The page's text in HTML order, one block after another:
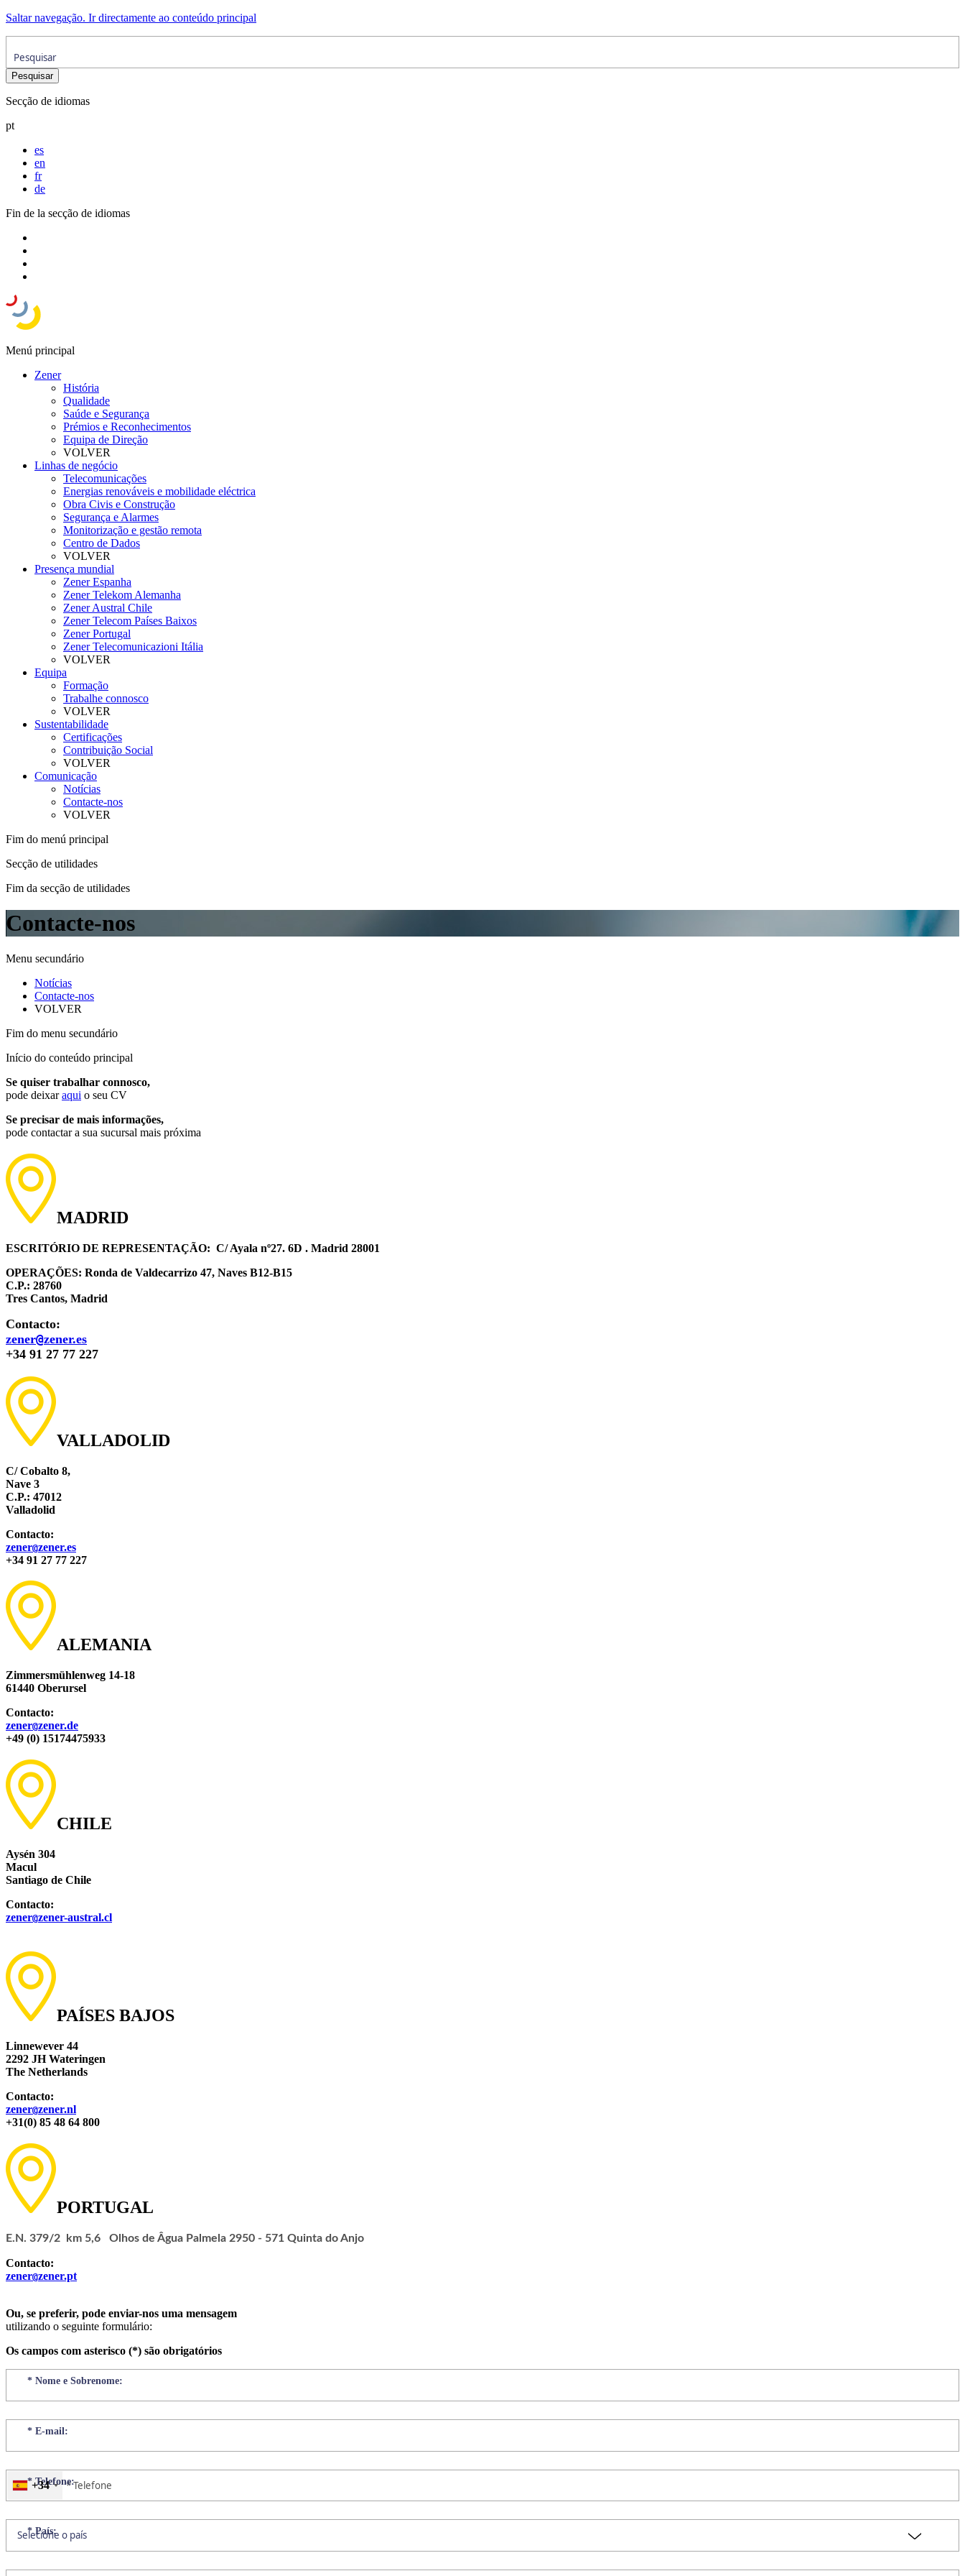
Saltar navegação. Ir directamente ao conteúdo principal
Secção de idiomas
pt
es
en
fr
de
Fin de la secção de idiomas
Menú principal
Zener
História
Qualidade
Saúde e Segurança
Prémios e Reconhecimentos
Equipa de Direção
VOLVER
Linhas de negócio
Telecomunicações
Energias renováveis e mobilidade eléctrica
Obra Civis e Construção
Segurança e Alarmes
Monitorização e gestão remota
Centro de Dados
VOLVER
Presença mundial
Zener Espanha
Zener Telekom Alemanha
Zener Austral Chile
Zener Telecom Países Baixos
Zener Portugal
Zener Telecomunicazioni Itália
VOLVER
Equipa
Formação
Trabalhe connosco
VOLVER
Sustentabilidade
Certificações
Contribuição Social
VOLVER
Comunicação
Notícias
Contacte-nos
VOLVER
Fim do menú principal
Secção de utilidades
Fim da secção de utilidades
Contacte-nos
Menu secundário
Notícias
Contacte-nos
VOLVER
Fim do menu secundário
Início do conteúdo principal
Se quiser trabalhar connosco,
pode deixaraqui o seu CV
Se precisar de mais informações,
pode contactar a sua sucursal mais próxima
MADRID
ESCRITÓRIO DE REPRESENTAÇÃO: C/ Ayala nº27. 6D . Madrid 28001
OPERAÇÕES: Ronda de Valdecarrizo 47, Naves B12-B15
C.P.: 28760
Tres Cantos, Madrid
Contacto:
zener@zener.es
+34 91 27 77 227
VALLADOLID
C/ Cobalto 8,
Nave 3
C.P.: 47012
Valladolid
Contacto:
zener@zener.es
+34 91 27 77 227
ALEMANIA
Zimmersmühlenweg 14-18
61440 Oberursel
Contacto:
zener@zener.de
+49 (0) 15174475933
CHILE
Aysén 304
Macul
Santiago de Chile
Contacto:
zener@zener-austral.cl
PAÍSES BAJOS
Linnewever 44
2292 JH Wateringen
The Netherlands
Contacto:
zener@zener.nl
+31(0) 85 48 64 800
PORTUGAL
E.N. 379/2 km 5,6 Olhos de Âgua Palmela 2950 - 571 Quinta do Anjo
Contacto:
zener@zener.pt
Ou, se preferir, pode enviar-nos uma mensagem
utilizando o seguinte formulário:
Os campos com asterisco (*) são obrigatórios
* Nome e Sobrenome:
* E-mail:
+34
*Telefone:
*País: